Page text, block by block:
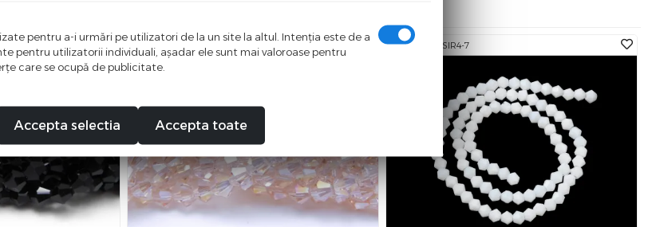
-11%
Cod: BIC-SIR4-3 Cod: BIC-SIR4-7
pentru a-i urmări pe utilizatori de la un site la altul. Intenţia este de a
pentru utilizatorii individuali, aşadar ele sunt mai valoroase pentru
care se ocupă de publicitate.
Accepta selectia Accepta toate